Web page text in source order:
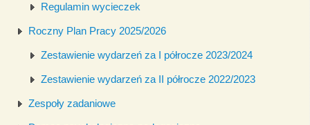
Regulamin wycieczek
Roczny Plan Pracy 2025/2026
Zestawienie wydarzeń za I półrocze 2023/2024
Zestawienie wydarzeń za II półrocze 2022/2023
Zespoły zadaniowe